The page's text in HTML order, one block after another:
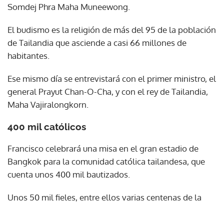
Somdej Phra Maha Muneewong.
El budismo es la religión de más del 95 de la población
de Tailandia que asciende a casi 66 millones de
habitantes.
Ese mismo día se entrevistará con el primer ministro, el
general Prayut Chan-O-Cha, y con el rey de Tailandia,
Maha Vajiralongkorn.
400 mil católicos
Francisco celebrará una misa en el gran estadio de
Bangkok para la comunidad católica tailandesa, que
cuenta unos 400 mil bautizados.
Unos 50 mil fieles, entre ellos varias centenas de la